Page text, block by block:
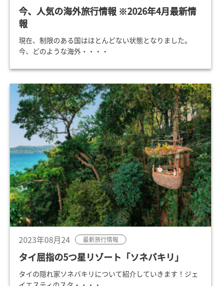
今、人気の海外旅行情報 ※2026年4月最新情
報
現在、制限のある国はほとんどない状態となりました。
今、どのような海外・・・・
2023年08月24 最新旅行情報
タイ屈指の5つ星リゾート「ソネバキリ」
タイの隠れ家ソネバキリについて紹介していきます！ジェ